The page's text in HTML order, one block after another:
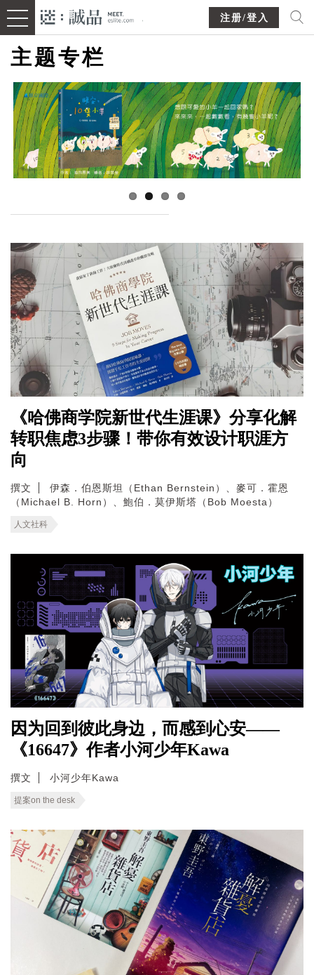
注册/登入
主题专栏
《哈佛商学院新世代生涯课》分享化解
转职焦虑3步骤！带你有效设计职涯方
向
撰文
伊森．伯恩斯坦（Ethan Bernstein）、麥可．霍恩
（Michael B. Horn）、鮑伯．莫伊斯塔（Bob Moesta）
人文社科
因为回到彼此身边，而感到心安——
《16647》作者小河少年Kawa
撰文 小河少年Kawa
提案on the desk